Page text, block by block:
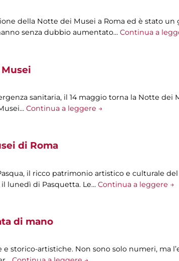
della Notte dei Musei a Roma ed è stato
senza dubbio aumentato… Continua a
sanitaria, il 14 maggio torna la Notte dei
Continua a leggere →
di Roma
il ricco patrimonio artistico e culturale
lunedì di Pasquetta. Le… Continua a leggere →
di mano
e storico-artistiche. Non sono solo numeri, ma